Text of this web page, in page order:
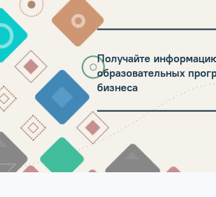
Получайте
образовательных
бизнеса